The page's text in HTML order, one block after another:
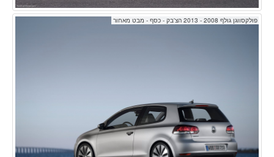
פולקסווגן גולף 2008 - 2013 הצ'בק - כסף - מבט מאחור